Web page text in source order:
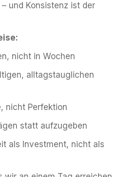
und Konsistenz ist der
nicht in Wochen
alltagstauglichen
nicht Perfektion
statt aufzugeben
als Investment, nicht als